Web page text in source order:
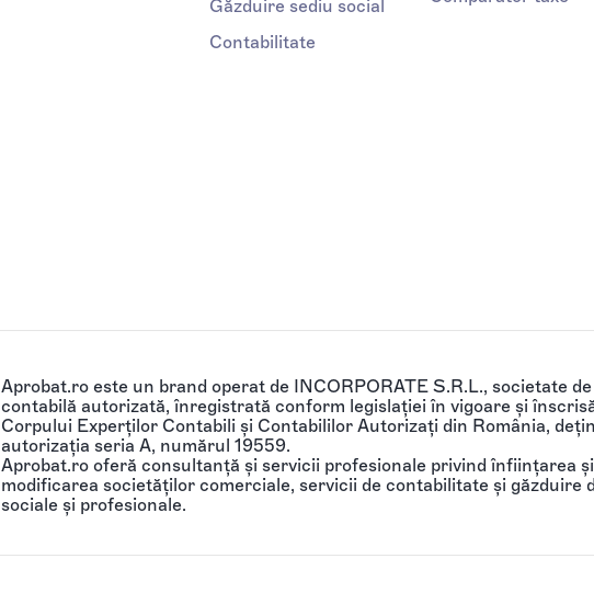
Găzduire sediu social
Contabilitate
Aprobat.ro este un brand operat de INCORPORATE S.R.L., societate
contabilă autorizată, înregistrată conform legislației în vigoare și înscrisă
Corpului Experților Contabili și Contabililor Autorizați din România,
autorizația seria A, numărul 19559.
Aprobat.ro oferă consultanță și servicii profesionale privind înființarea și
modificarea societăților comerciale, servicii de contabilitate și găzduire
sociale și profesionale.